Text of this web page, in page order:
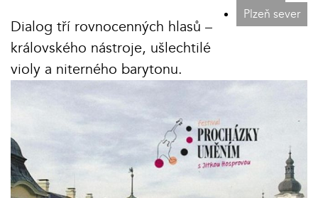
Plzeň sever
Dialog tří rovnocenných hlasů –
královského nástroje, ušlechtilé
violy a niterného barytonu.